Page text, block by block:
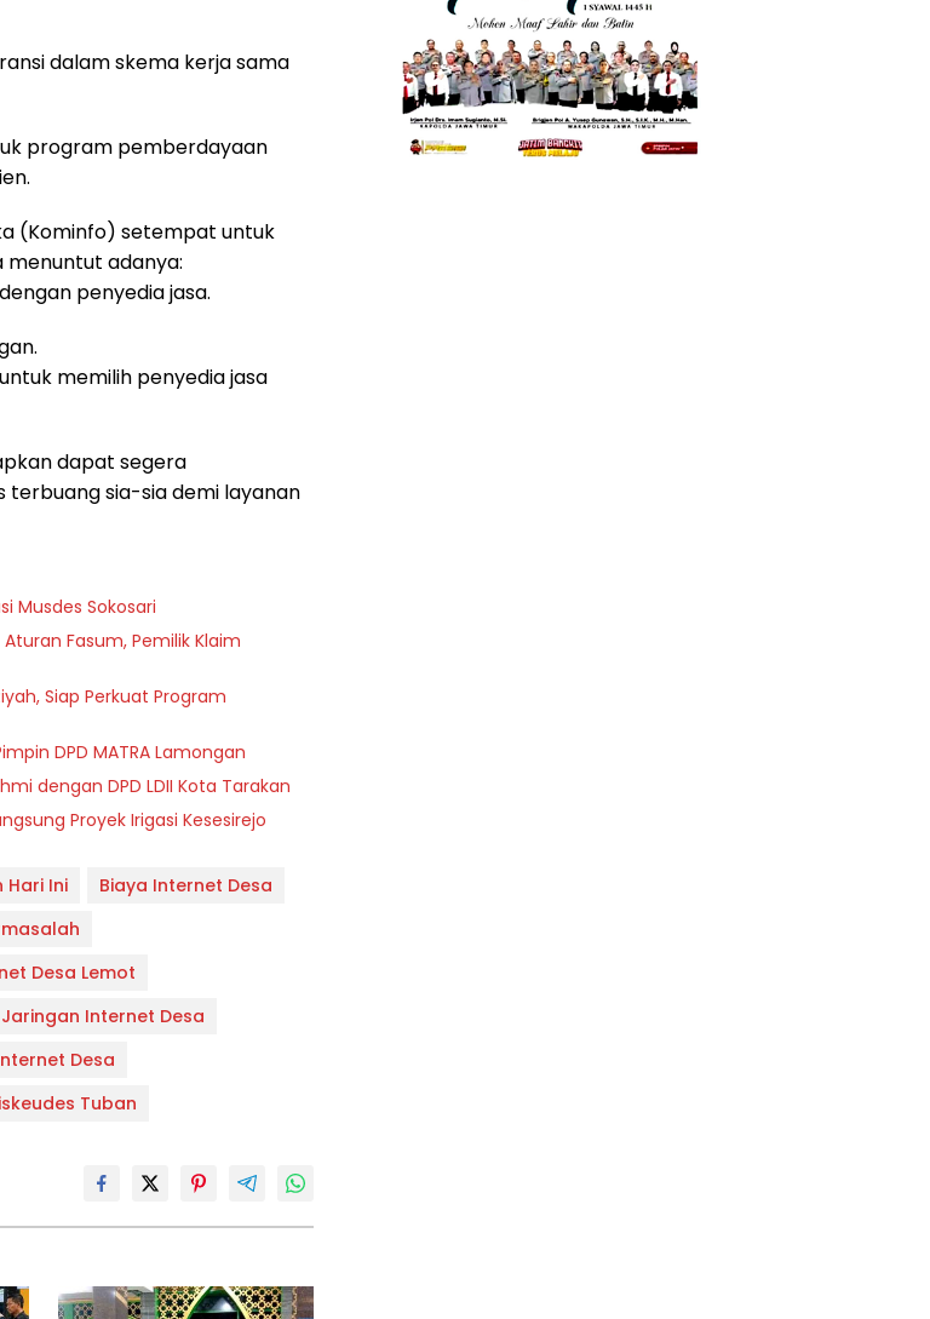
dalam skema kerja sama
program pemberdayaan
(Kominfo) setempat untuk
adanya:
penyedia jasa.
memilih penyedia jasa
dapat segera
terbuang sia-sia demi layanan
Musdes Sokosari
Fasum, Pemilik Klaim
Siap Perkuat Program
DPD MATRA Lamongan
dengan DPD LDII Kota Tarakan
Proyek Irigasi Kesesirejo
Hari Ini
Biaya Internet Desa
Desa Lemot
Jaringan Internet Desa
Desa
Tuban